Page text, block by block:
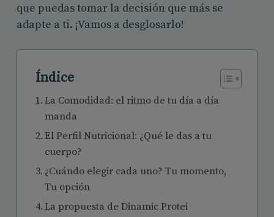
que puedas tomar la decisión que más se
adapte a ti. ¡Vamos a desglosarlo!
Índice
La Comodidad: el ritmo de tu día a día
manda
El Perfil Nutricional: ¿Qué le das a tu
cuerpo?
¿Cuándo elegir cada uno? Tu momento,
Tu opción
La propuesta de Dinamic Protei